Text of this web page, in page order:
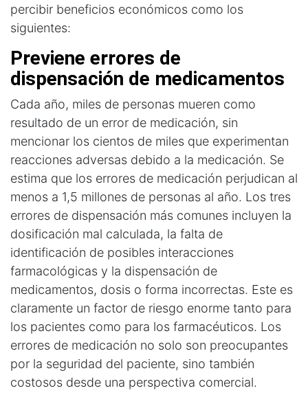
percibir beneficios económicos como los
siguientes:
Previene errores de
dispensación de medicamentos
Cada año, miles de personas mueren como
resultado de un error de medicación, sin
mencionar los cientos de miles que experimentan
reacciones adversas debido a la medicación. Se
estima que los errores de medicación perjudican al
menos a 1,5 millones de personas al año. Los tres
errores de dispensación más comunes incluyen la
dosificación mal calculada, la falta de
identificación de posibles interacciones
farmacológicas y la dispensación de
medicamentos, dosis o forma incorrectas. Este es
claramente un factor de riesgo enorme tanto para
los pacientes como para los farmacéuticos. Los
errores de medicación no solo son preocupantes
por la seguridad del paciente, sino también
costosos desde una perspectiva comercial.